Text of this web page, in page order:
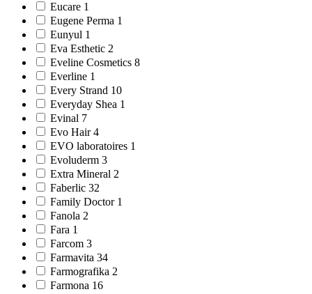
Eucare 1
Eugene Perma 1
Eunyul 1
Eva Esthetic 2
Eveline Cosmetics 8
Everline 1
Every Strand 10
Everyday Shea 1
Evinal 7
Evo Hair 4
EVO laboratoires 1
Evoluderm 3
Extra Mineral 2
Faberlic 32
Family Doctor 1
Fanola 2
Fara 1
Farcom 3
Farmavitа 34
Farmografika 2
Farmona 16